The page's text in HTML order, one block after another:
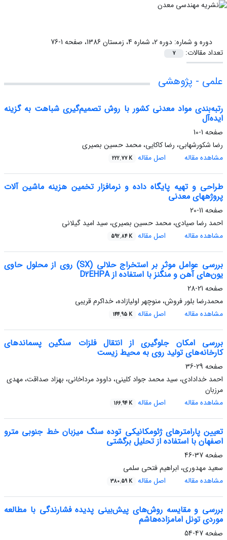
دوره و شماره:دوره 2، شماره 4، زمستان 1386، صفحه 1-76
تعداد مقالات:
7
علمی - پژوهشی
رتبه‌بندی مواد معدنی کشور با روش تصمیم‌گیری شباهت به گزینه‌
ایده‌آل
صفحه 1-10
رضا شکورشهابی، رضا کاکایی، محمد حسین بصیری
مشاهده مقاله
اصل مقاله 222.77 K
طراحی و تهیه پایگاه داده و نرم‏افزار تخمین هزینه ماشین‏ آلات
پروژه‏های معدنی
صفحه 11-20
احمد رضا صیادی، محمد حسین بصیری، سید امید گیلانی
مشاهده مقاله
اصل مقاله 592.84 K
بررسی عوامل موثر بر استخراج حلالی (SX) روی از محلول حاوی
یون‌های آهن و منگنز با استفاده از D2EHPA
صفحه 21-28
محمدرضا بلور فروش، منوچهر اولیازاده، خداکرم قریبی
مشاهده مقاله
اصل مقاله 144.95 K
بررسی امکان جلوگیری از انتقال فلزات سنگین پسماندهای
کارخانه‌های تولید روی به محیط زیست
صفحه 29-36
احمد خدادادی، سید محمد جواد کلینی، داوود مرداخانی، بهزاد صداقت، مهدی
مرزبان
مشاهده مقاله
اصل مقاله 166.94 K
تعیین پارامترهای ژئومکانیکی توده سنگ میزبان خط جنوبی مترو
اصفهان با استفاده از تحلیل برگشتی
صفحه37-46
سعید مهدوری، ابراهیم فتحی سلمی
مشاهده مقاله
اصل مقاله 380.59 K
بررسی و مقایسه روش‌های پیش‌بینی پدیده فشارندگی با مطالعه
موردی تونل امامزاده‌هاشم
صفحه47-54